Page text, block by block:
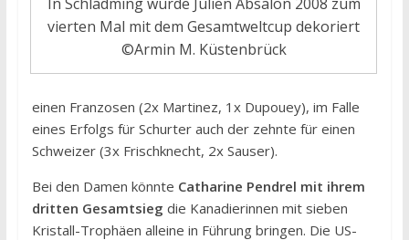
vierten Mal mit dem Gesamtweltcup dekoriert
©Armin M. Küstenbrück
einen Franzosen (2x Martinez, 1x Dupouey), im Falle
eines Erfolgs für Schurter auch der zehnte für einen
Schweizer (3x Frischknecht, 2x Sauser).
Bei den Damen könnte Catharine Pendrel mit ihrem
dritten Gesamtsieg die Kanadierinnen mit sieben
Kristall-Trophäen alleine in Führung bringen. Die US-